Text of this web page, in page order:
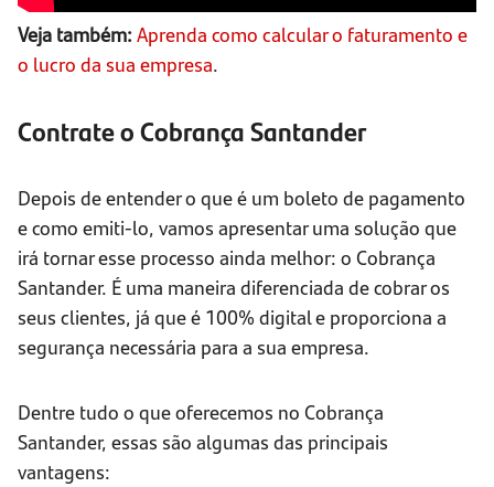
Veja também: Aprenda como calcular o faturamento e
o lucro da sua empresa.
Contrate o Cobrança Santander
Depois de entender o que é um boleto de pagamento
e como emiti-lo, vamos apresentar uma solução que
irá tornar esse processo ainda melhor: o Cobrança
Santander. É uma maneira diferenciada de cobrar os
seus clientes, já que é 100% digital e proporciona a
segurança necessária para a sua empresa.
Dentre tudo o que oferecemos no Cobrança
Santander, essas são algumas das principais
vantagens: